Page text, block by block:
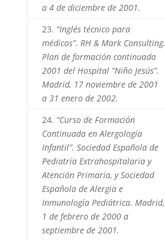
a 4 de diciembre de 2001.
23. “Inglés técnico para
médicos”. RH & Mark Consulting.
Plan de formación continuada
2001 del Hospital “Niño Jesús”.
Madrid, 17 noviembre de 2001
a 31 enero de 2002.
24. “Curso de Formación
Continuada en Alergología
Infantil”. Sociedad Española de
Pediatría Extrahospitalaria y
Atención Primaria, y Sociedad
Española de Alergia e
Inmunología Pediátrica. Madrid,
1 de febrero de 2000 a
septiembre de 2001.